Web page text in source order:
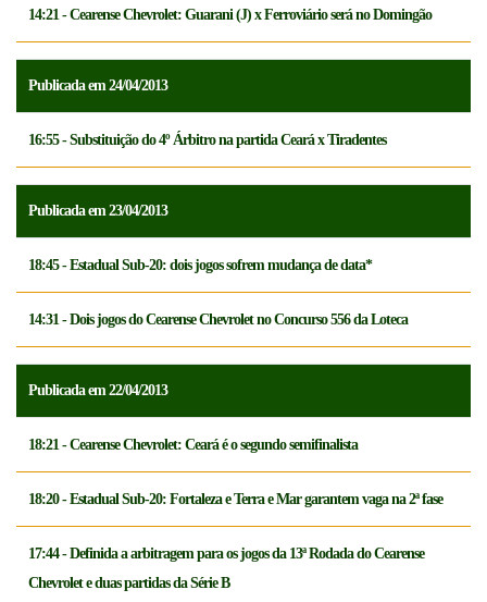
14:21 - Cearense Chevrolet: Guarani (J) x Ferroviário será no Domingão
Publicada em 24/04/2013
16:55 - Substituição do 4º Árbitro na partida Ceará x Tiradentes
Publicada em 23/04/2013
18:45 - Estadual Sub-20: dois jogos sofrem mudança de data*
14:31 - Dois jogos do Cearense Chevrolet no Concurso 556 da Loteca
Publicada em 22/04/2013
18:21 - Cearense Chevrolet: Ceará é o segundo semifinalista
18:20 - Estadual Sub-20: Fortaleza e Terra e Mar garantem vaga na 2ª fase
17:44 - Definida a arbitragem para os jogos da 13ª Rodada do Cearense
Chevrolet e duas partidas da Série B